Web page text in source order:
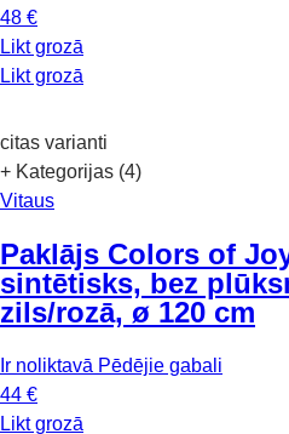
48 €
Likt grozā
Likt grozā
citas varianti
+ Kategorijas (4)
Vitaus
Paklājs Colors of
sintētisks, bez
zils/rozā, ø 120 cm
Ir noliktavā Pēdējie gabali
44 €
Likt grozā